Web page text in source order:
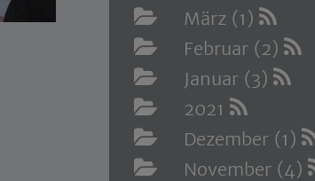
März (1)
Februar (2)
Januar (3)
2021
Dezember (1)
November (4)